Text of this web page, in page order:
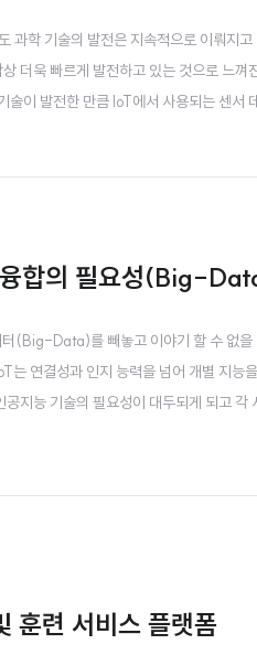
과학 기술의 발전은 지속적으로 이뤄지
더욱 빠르게 발전하고 있는 것으로 느껴
이 발전한 만큼 IoT에서 사용되는 센서
합의 필요성(Big-
(Big-Data)를 빼놓고 이야기 할 수 없을
는 연결성과 인지 능력을 넘어 개별 지능
지능 기술의 필요성이 대두되게 되고 각
훈련 서비스 플랫폼